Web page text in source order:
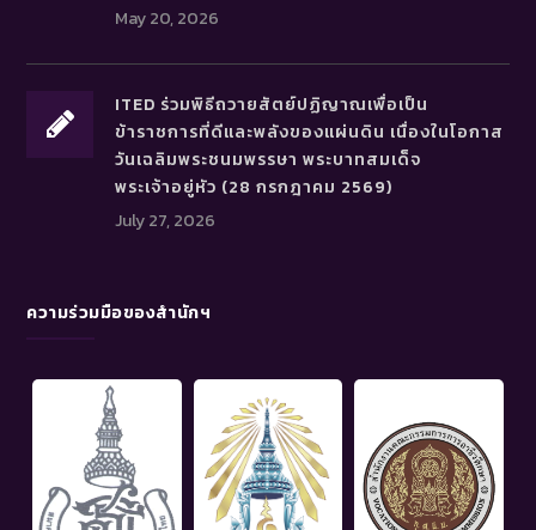
May 20, 2026
ITED ร่วมพิธีถวายสัตย์ปฏิญาณเพื่อเป็น
ข้าราชการที่ดีและพลังของแผ่นดิน เนื่องในโอกาส
วันเฉลิมพระชนมพรรษา พระบาทสมเด็จ
พระเจ้าอยู่หัว (28 กรกฎาคม 2569)
July 27, 2026
ความร่วมมือของสำนักฯ